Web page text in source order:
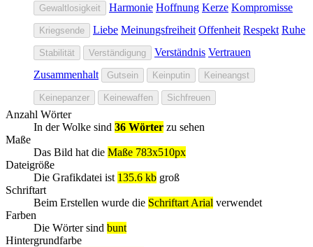
Gewaltlosigkeit Harmonie Hoffnung Kerze Kompromisse
Kriegsende Liebe Meinungsfreiheit Offenheit Respekt Ruhe
Stabilität Verständigung Verständnis Vertrauen
Zusammenhalt
Gutsein Keinputin Keineangst
Keinepanzer Keinewaffen Sichfreuen
Anzahl Wörter
In der Wolke sind 36 Wörter zu sehen
Maße
Das Bild hat die Maße 783x510px
Dateigröße
Die Grafikdatei ist 135.6 kb groß
Schriftart
Beim Erstellen wurde die Schriftart Arial verwendet
Farben
Die Wörter sind bunt
Hintergrundfarbe